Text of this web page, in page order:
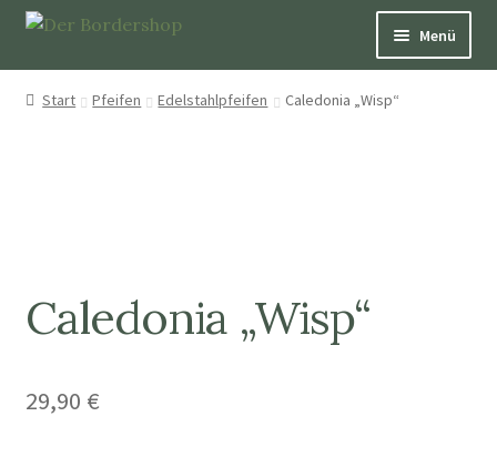
Menü
Dekoration und Nützliches
Start Pfeifen Edelstahlpfeifen Caledonia „Wisp“
Caledonia „Wisp“
29,90 €